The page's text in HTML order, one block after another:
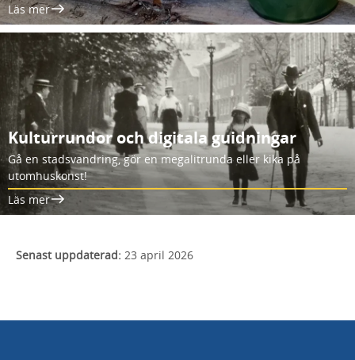
Läs mer
Kulturrundor och digitala guidningar
Gå en stadsvandring, gör en megalitrunda eller kika på
utomhuskonst!
Läs mer
Senast uppdaterad: 23 april 2026